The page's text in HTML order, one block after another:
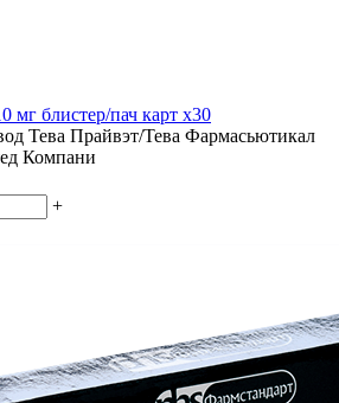
мг блистер/пач карт x30
Тева Прайвэт/Тева Фармасьютикал
Компани
+